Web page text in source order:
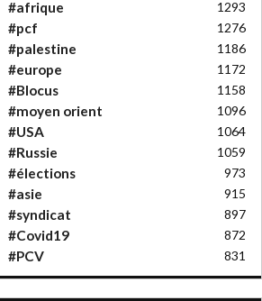
#afrique 1293
#pcf 1276
#palestine 1186
#europe 1172
#Blocus 1158
#moyen orient 1096
#USA 1064
#Russie 1059
#élections 973
#asie 915
#syndicat 897
#Covid19 872
#PCV 831